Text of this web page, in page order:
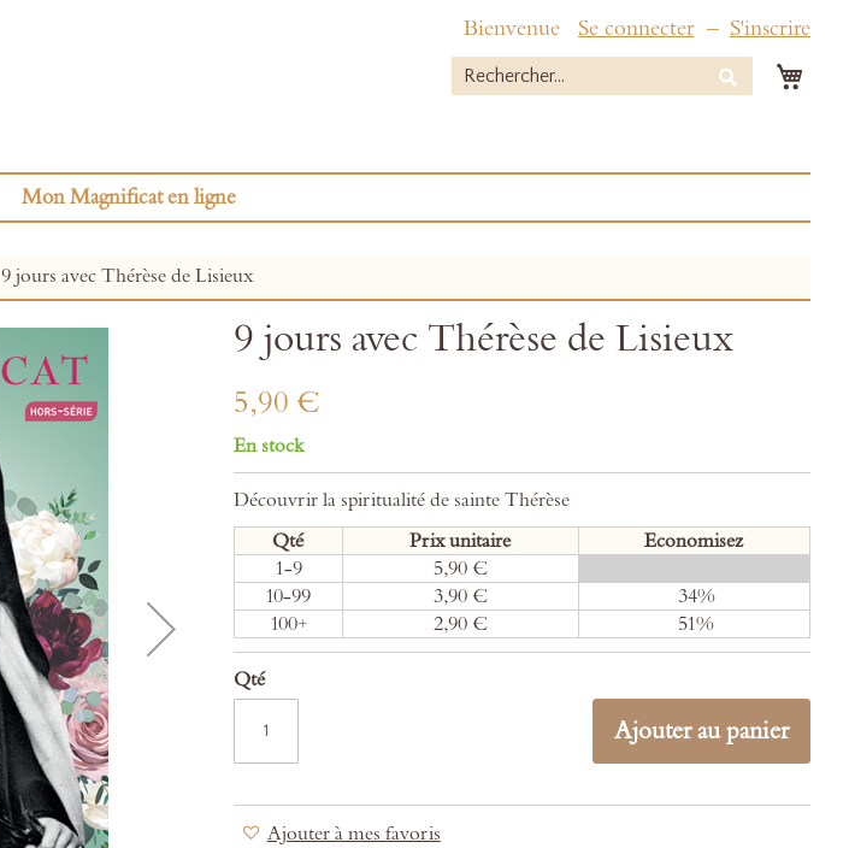
Bienvenue Se connecter S'inscrire
Rechercher
Mon Magnificat en ligne
9 jours avec Thérèse de Lisieux
9 jours avec Thérèse de Lisieux
5,90 €
En stock
Découvrir la spiritualité de sainte Thérèse
Qté
Prix unitaire
Economisez
1-9
5,90 €
10-99
3,90 € 34%
100+
2,90 € 51%
Qté
Ajouter au panier
Ajouter à mes favoris